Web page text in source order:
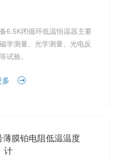
6.5K闭循环低温恒温器主要
学测量、光学测量、光电反
试验。
多
薄膜铂电阻低温温度
计